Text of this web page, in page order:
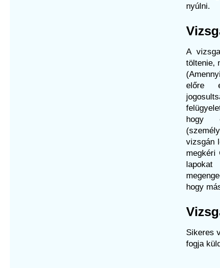
nyúlni.
A
töltenie,
előre
hogy
vizsgán
megkéri
hogy
Sikeres
fogja